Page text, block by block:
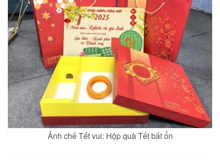
ảnh
online
Ảnh chế Tết vui: Hộp quà Tết bất ổn